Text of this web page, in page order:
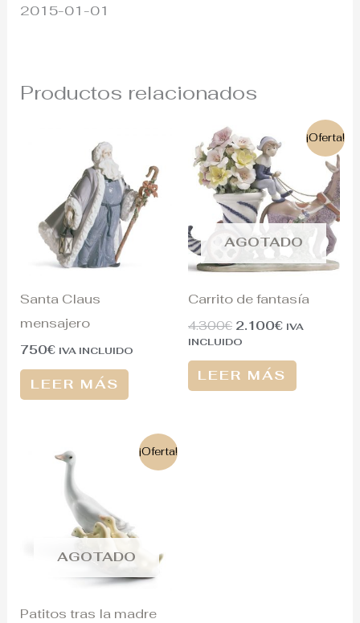
2015-01-01
Productos relacionados
Santa Claus
mensajero
750€ IVA INCLUIDO
LEER MÁS
¡Oferta!
AGOTADO
Carrito de fantasía
4.300€
El
precio
original
era:
4.300€.
2.100€
precio
es:
2.100€.
IVA
INCLUIDO
LEER MÁS
¡Oferta!
AGOTADO
Patitos tras la madre
precio
original
era:
180€.120€.